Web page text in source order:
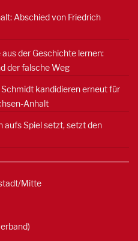
Abschied von Friedrich
der Geschichte lernen:
der falsche Weg
kandidieren erneut für
Anhalt
aufs Spiel setzt, setzt den
Mitte